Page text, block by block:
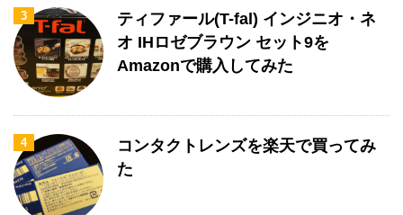
3
ティファール(T-fal) インジニオ・ネ
オ IHロゼブラウン セット9を
Amazonで購入してみた
4
コンタクトレンズを楽天で買ってみ
た